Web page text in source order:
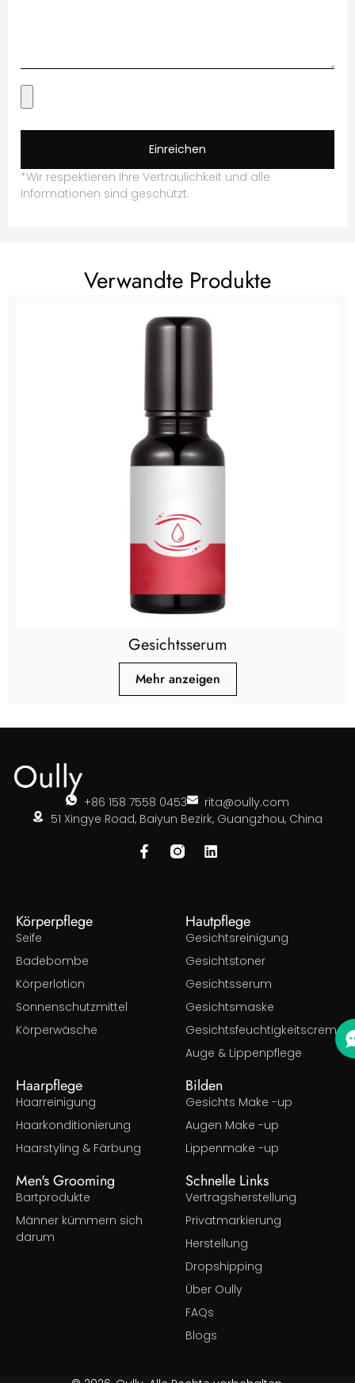
Einreichen
*Wir respektieren Ihre Vertraulichkeit und alle
Informationen sind geschützt.
Verwandte Produkte
Gesichtsserum
Mehr anzeigen
+86 158 7558 0453
rita@oully.com
51 Xingye Road, Baiyun Bezirk, Guangzhou, China
Körperpflege
Seife
Badebombe
Körperlotion
Sonnenschutzmittel
Körperwäsche
Hautpflege
Gesichtsreinigung
Gesichtstoner
Gesichtsserum
Gesichtsmaske
Gesichtsfeuchtigkeitscreme
Auge & Lippenpflege
Haarpflege
Haarreinigung
Haarkonditionierung
Haarstyling & Färbung
Bilden
Gesichts Make -up
Augen Make -up
Lippenmake -up
Men's Grooming
Bartprodukte
Männer kümmern sich
darum
Schnelle Links
Vertragsherstellung
Privatmarkierung
Herstellung
Dropshipping
Über Oully
FAQs
Blogs